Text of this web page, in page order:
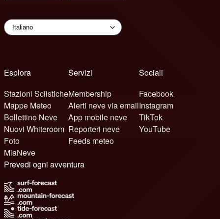
Esplora
Stazioni Sciistiche
Mappe Meteo
Bollettino Neve
Nuovi Whiteroom
Foto
MiaNeve
Servizi
Membership
Alerti neve via email
App mobile neve
Reporteri neve
Feeds meteo
Sociali
Facebook
Instagram
TikTok
YouTube
Prevedi ogni avventura